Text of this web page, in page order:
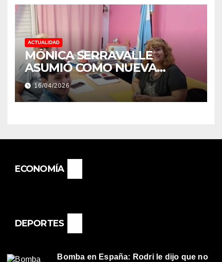
ACTUALIDAD
MÓNICA SERRAVALLE
ASUMIÓ COMO NUEVA
DIRECTORA DEL E.E.S. N° 82
«RENÉ FAVALORO» DE
BASAIL.
16/04/2026
ECONOMÍA
DEPORTES
Bomba en España: Rodri le dijo que no